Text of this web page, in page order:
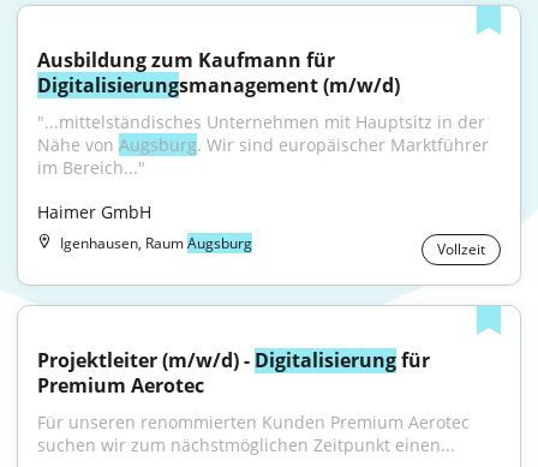
Digitalisierungsmanagement (m/w/d)
"...mittelständisches Unternehmen mit Hauptsitz in der
Nähe von Augsburg. Wir sind europäischer Marktführer
im Bereich..."
Haimer GmbH
Igenhausen, RaumAugsburg Vollzeit
Projektleiter (m/w/d) - Digitalisierung für
Premium Aerotec
Für unseren renommierten Kunden Premium Aerotec
suchen wir zum nächstmöglichen Zeitpunkt einen...